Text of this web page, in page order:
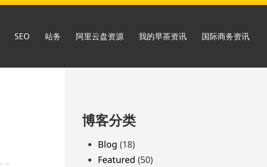
SEO 站务 阿里云盘资源 我的早茶资讯 国际商务资讯
至
脚
博客分类
Blog (18)
Featured (50)